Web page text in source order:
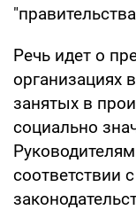
Речь идет о
организациях
занятых в
социально
соответствии